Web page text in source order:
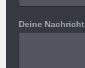
Deine Nachricht